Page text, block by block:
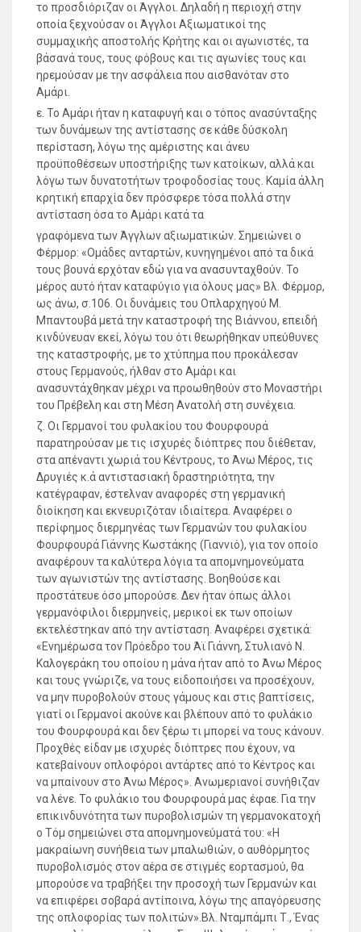
το προσδιόριζαν οι Άγγλοι. Δηλαδή η περιοχή στην
οποία ξεχνούσαν οι Άγγλοι Αξιωματικοί της
συμμαχικής αποστολής Κρήτης και οι αγωνιστές, τα
βάσανά τους, τους φόβους και τις αγωνίες τους και
ηρεμούσαν με την ασφάλεια που αισθανόταν στο
Αμάρι.
ε. Το Αμάρι ήταν η καταφυγή και ο τόπος ανασύνταξης
των δυνάμεων της αντίστασης σε κάθε δύσκολη
περίσταση, λόγω της αμέριστης και άνευ
προϋποθέσεων υποστήριξης των κατοίκων, αλλά και
λόγω των δυνατοτήτων τροφοδοσίας τους. Καμία άλλη
κρητική επαρχία δεν πρόσφερε τόσα πολλά στην
αντίσταση όσα το Αμάρι κατά τα
γραφόμενα των Άγγλων αξιωματικών. Σημειώνει ο
Φέρμορ: «Ομάδες ανταρτών, κυνηγημένοι από τα δικά
τους βουνά ερχόταν εδώ για να ανασυνταχθούν. Το
μέρος αυτό ήταν καταφύγιο για όλους μας» Βλ. Φέρμορ,
ως άνω, σ.106. Οι δυνάμεις του Οπλαρχηγού Μ.
Μπαντουβά μετά την καταστροφή της Βιάννου, επειδή
κινδύνευαν εκεί, λόγω του ότι θεωρήθηκαν υπεύθυνες
της καταστροφής, με το χτύπημα που προκάλεσαν
στους Γερμανούς, ήλθαν στο Αμάρι και
ανασυντάχθηκαν μέχρι να προωθηθούν στο Μοναστήρι
του Πρέβελη και στη Μέση Ανατολή στη συνέχεια.
ζ. Οι Γερμανοί του φυλακίου του Φουρφουρά
παρατηρούσαν με τις ισχυρές διόπτρες που διέθεταν,
στα απέναντι χωριά του Κέντρους, το Άνω Μέρος, τις
Δρυγιές κ.ά αντιστασιακή δραστηριότητα, την
κατέγραφαν, έστελναν αναφορές στη γερμανική
διοίκηση και εκνευριζόταν ιδιαίτερα. Αναφέρει ο
περίφημος διερμηνέας των Γερμανών του φυλακίου
Φουρφουρά Γιάννης Κωστάκης (Γιαννιό), για τον οποίο
αναφέρουν τα καλύτερα λόγια τα απομνημονεύματα
των αγωνιστών της αντίστασης. Βοηθούσε και
προστάτευε όσο μπορούσε. Δεν ήταν όπως άλλοι
γερμανόφιλοι διερμηνείς, μερικοί εκ των οποίων
εκτελέστηκαν από την αντίσταση. Αναφέρει σχετικά:
«Ενημέρωσα τον Πρόεδρο του Άϊ Γιάννη, Στυλιανό Ν.
Καλογεράκη του οποίου η μάνα ήταν από το Άνω Μέρος
και τους γνώριζε, να τους ειδοποιήσει να προσέχουν,
να μην πυροβολούν στους γάμους και στις βαπτίσεις,
γιατί οι Γερμανοί ακούνε και βλέπουν από το φυλάκιο
του Φουρφουρά και δεν ξέρω τι μπορεί να τους κάνουν.
Προχθές είδαν με ισχυρές διόπτρες που έχουν, να
κατεβαίνουν οπλοφόροι αντάρτες από το Κέντρος και
να μπαίνουν στο Άνω Μέρος». Ανωμεριανοί συνήθιζαν
να λένε. Το φυλάκιο του Φουρφουρά μας έφαε. Για την
επικινδυνότητα των πυροβολισμών τη γερμανοκατοχή
ο Τόμ σημειώνει στα απομνημονεύματά του: «Η
μακραίωνη συνήθεια των μπαλωθιών, ο αυθόρμητος
πυροβολισμός στον αέρα σε στιγμές εορτασμού, θα
μπορούσε να τραβήξει την προσοχή των Γερμανών και
να επιφέρει σοβαρά αντίποινα, λόγω της απαγόρευσης
της οπλοφορίας των πολιτών».Βλ. Νταμπάμπι Τ., Ένας